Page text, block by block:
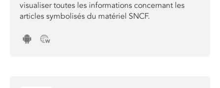
visualiser toutes les informations concernant les
articles symbolisés du matériel SNCF.